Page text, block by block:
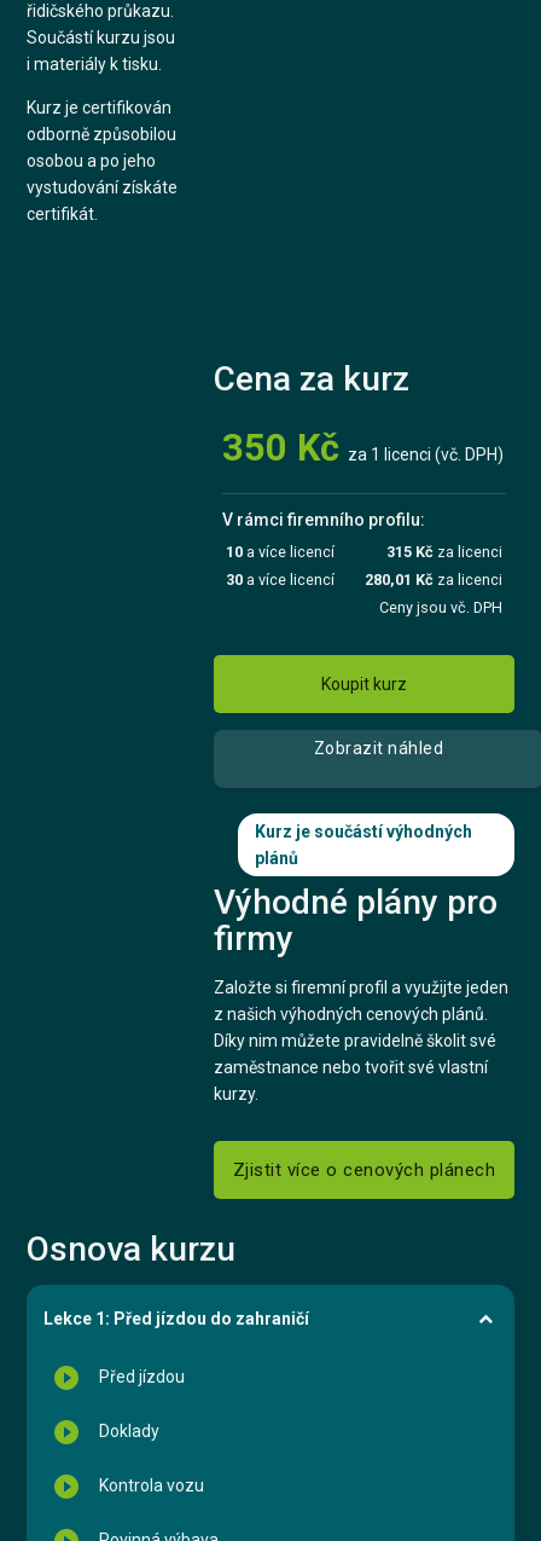
Cena za kurz
350 Kč za 1 licenci (vč. DPH)
V rámci firemního profilu:
10a více licencí 315 Kč za licenci
30a více licencí 280,01 Kč za licenci
Ceny jsou vč. DPH
Koupit kurz
Zobrazit náhled
Kurz je součástí výhodných
plánů
Výhodné plány pro
firmy
Založte si firemní profil a využijte jeden
z našich výhodných cenových plánů.
Díky nim můžete pravidelně školit své
zaměstnance nebo tvořit své vlastní
kurzy.
Zjistit více o cenových plánech
řidičského průkazu.
Součástí kurzu jsou
i materiály k tisku.
Kurz je certifikován
odborně způsobilou
osobou a po jeho
vystudování získáte
certifikát.
Osnova kurzu
Lekce 1: Před jízdou do zahraničí
play_circle_filled Před jízdou
play_circle_filled Doklady
play_circle_filled Kontrola vozu